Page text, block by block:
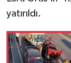
yatırıldı.